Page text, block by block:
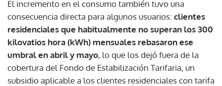
El incremento en el consumo también tuvo una
consecuencia directa para algunos usuarios: clientes
residenciales que habitualmente no superan los 300
kilovatios hora (kWh) mensuales rebasaron ese
umbral en abril y mayo, lo que los dejó fuera de la
cobertura del Fondo de Estabilización Tarifaria, un
subsidio aplicable a los clientes residenciales con tarifa